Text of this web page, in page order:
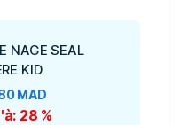
NAGE SEAL
KID
MAD
28 %